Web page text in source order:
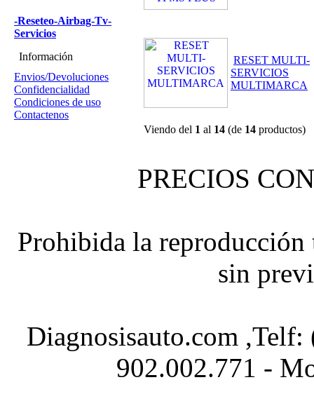
-Reseteo-Airbag-Tv-
Servicios
Información
Envios/Devoluciones
Confidencialidad
Condiciones de uso
Contactenos
RESET MULTI-
SERVICIOS
MULTIMARCA
Viendo del 1 al 14 (de 14 productos)
PRECIOS
Prohibida la
sin
Diagnosisauto.com
902.002.771 -